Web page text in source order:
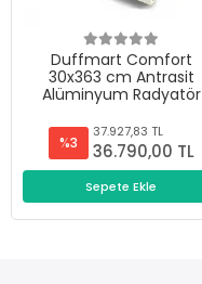
Duffmart Comfort
30x363 cm Antrasit
Alüminyum Radyatör
%3
37.927,83 TL
36.790,00 TL
Sepete Ekle